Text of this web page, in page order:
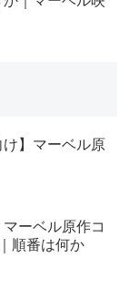
け】マーベル原
マーベル原作コ
順番は何か